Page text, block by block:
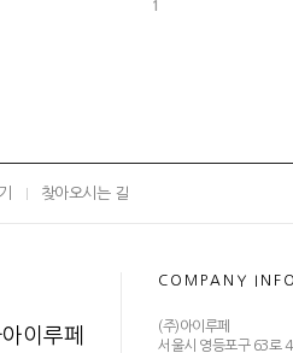
1
찾아오시는 길
이루페
COMPANY INFO
(주)아이루페
서울시 영등포구 63로